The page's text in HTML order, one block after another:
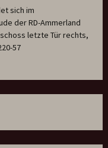
sich im
der RD-Ammerland
letzte Tür rechts,
57